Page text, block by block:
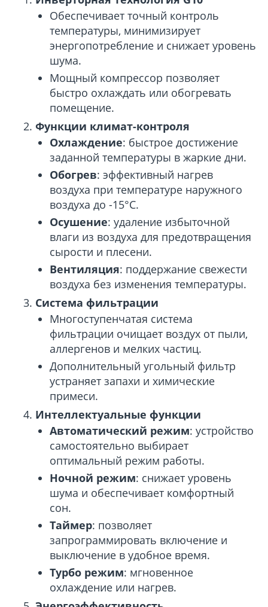
Обеспечивает точный контроль
температуры, минимизирует
энергопотребление и снижает уровень
шума.
Мощный компрессор позволяет
быстро охлаждать или обогревать
помещение.
Функции климат-контроля
Охлаждение: быстрое достижение
заданной температуры в жаркие дни.
Обогрев: эффективный нагрев
воздуха при температуре наружного
воздуха до -15°C.
Осушение: удаление избыточной
влаги из воздуха для предотвращения
сырости и плесени.
Вентиляция: поддержание свежести
воздуха без изменения температуры.
Система фильтрации
Многоступенчатая система
фильтрации очищает воздух от пыли,
аллергенов и мелких частиц.
Дополнительный угольный фильтр
устраняет запахи и химические
примеси.
Интеллектуальные функции
Автоматический режим: устройство
самостоятельно выбирает
оптимальный режим работы.
Ночной режим: снижает уровень
шума и обеспечивает комфортный
сон.
Таймер: позволяет
запрограммировать включение и
выключение в удобное время.
Турбо режим: мгновенное
охлаждение или нагрев.